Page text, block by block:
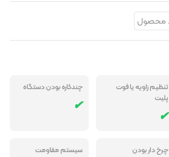
تنظیم زاویه یا فوت
پلیت
چندکاره بودن دستگاه
چرخ دار بودن
سیستم مقاومت